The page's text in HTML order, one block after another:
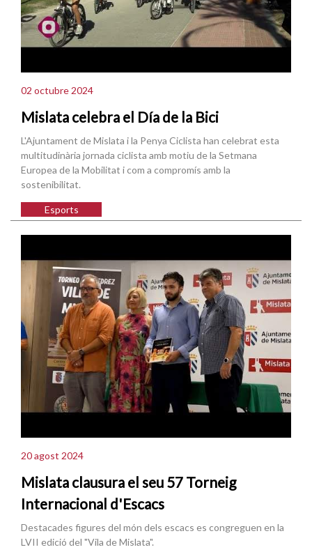
02 octubre 2024
Mislata celebra el Día de la Bici
L'Ajuntament de Mislata i la Penya Ciclista han celebrat esta
multitudinària jornada ciclista amb motiu de la Setmana
Europea de la Mobilitat i com a compromís amb la
sostenibilitat.
Esports
20 agost 2024
Mislata clausura el seu 57 Torneig
Internacional d'Escacs
Destacades figures del món dels escacs es congreguen en la
LVII edició del "Vila de Mislata".